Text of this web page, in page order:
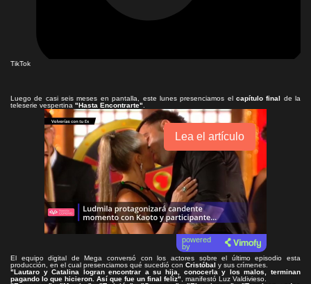
TikTok
Luego de casi seis meses en pantalla, este lunes presenciamos el capítulo final de la
teleserie vespertina "Hasta Encontrarte"
Lea el artículo
powered
by
El equipo digital de Mega conversó con los actores sobre el último episodio esta
producción, en el cual presenciamos qué sucedió con Cristóbal y sus crímenes.
"Lautaro y Catalina logran encontrar a su hija, conocerla y los malos, terminan
pagando lo que hicieron. Así que fue un final feliz" , manifestó Luz Valdivieso.